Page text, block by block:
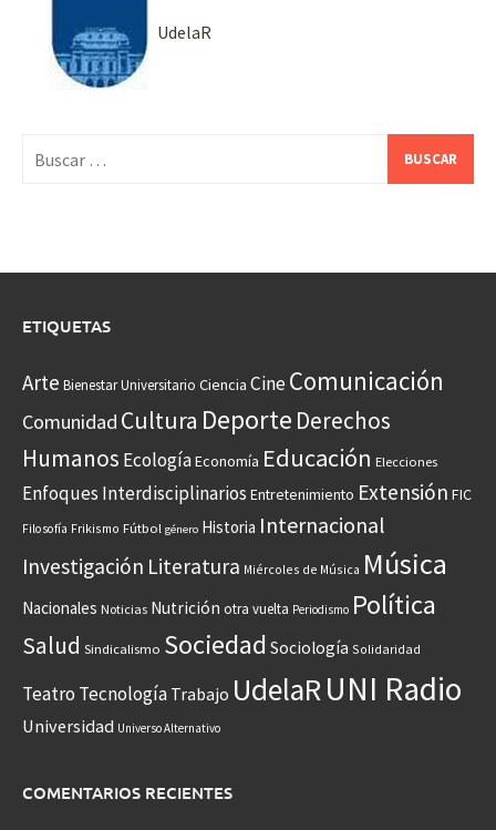
UdelaR
ETIQUETAS
Arte Bienestar Universitario Ciencia CineComunicación
Comunidad Cultura Deporte Derechos
Humanos EcologíaEconomía Educación Elecciones
Enfoques Interdisciplinarios Entretenimiento Extensión FIC
Filosofía Frikismo Fútbol género Historia Internacional
Investigación Literatura Miércoles de Música Música
Nacionales Noticias Nutrición otra vuelta Periodismo Política
Salud Sindicalismo Sociedad Sociología Solidaridad
Teatro Tecnología Trabajo UdelaRUNI Radio
Universidad Universo Alternativo
COMENTARIOS RECIENTES